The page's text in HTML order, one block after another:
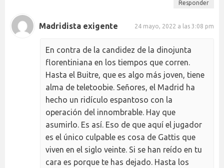
Responder
Madridista exigente 24 mayo, 2022 a las 3:08 pm
En contra de la candidez de la dinojunta
florentiniana en los tiempos que corren.
Hasta el Buitre, que es algo más joven, tiene
alma de teletoobie. Señores, el Madrid ha
hecho un ridículo espantoso con la
operación del innombrable. Hay que
asumirlo. Es así. Eso de que aquí el jugador
es el único culpable es cosa de Gattis que
viven en el siglo veinte. Si se han reído en tu
cara es porque te has dejado. Hasta los